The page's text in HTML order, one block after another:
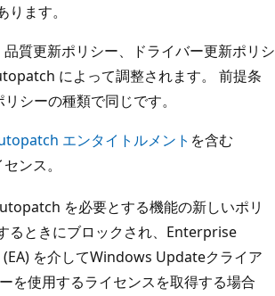
ます。
質更新ポリシー、ドライバー更新ポリシ
によって調整されます。 前提条
シーの種類で同じです。
エンタイトルメント を含む
ンス。
を必要とする機能の新しいポリ
るときにブロックされ、Enterprise
を介してWindows Updateクライア
を使用するライセンスを取得する場合